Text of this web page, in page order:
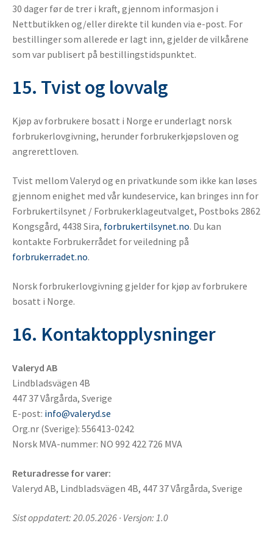
30 dager før de trer i kraft, gjennom informasjon i
Nettbutikken og/eller direkte til kunden via e-post. For
bestillinger som allerede er lagt inn, gjelder de vilkårene
som var publisert på bestillingstidspunktet.
15. Tvist og lovvalg
Kjøp av forbrukere bosatt i Norge er underlagt norsk
forbrukerlovgivning, herunder forbrukerkjøpsloven og
angrerettloven.
Tvist mellom Valeryd og en privatkunde som ikke kan løses
gjennom enighet med vår kundeservice, kan bringes inn for
Forbrukertilsynet / Forbrukerklageutvalget, Postboks 2862
Kongsgård, 4438 Sira, forbrukertilsynet.no. Du kan
kontakte Forbrukerrådet for veiledning på
forbrukerradet.no.
Norsk forbrukerlovgivning gjelder for kjøp av forbrukere
bosatt i Norge.
16. Kontaktopplysninger
Valeryd AB
Lindbladsvägen 4B
447 37 Vårgårda, Sverige
E-post: info@valeryd.se
Org.nr (Sverige): 556413-0242
Norsk MVA-nummer: NO 992 422 726 MVA
Returadresse for varer:
Valeryd AB, Lindbladsvägen 4B, 447 37 Vårgårda, Sverige
Sist oppdatert: 20.05.2026 · Versjon: 1.0